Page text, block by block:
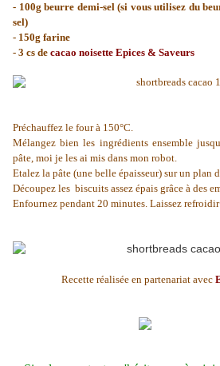
- 100g beurre demi-sel (si vous utilisez du
sel)
- 150g farine
- 3 cs de cacao noisette Epices & Saveurs
Préchauffez le four à 150°C.
Mélangez bien les ingrédients ensemble
pâte, moi je les ai mis dans mon robot.
Etalez la pâte (une belle épaisseur) sur un plan
Découpez les biscuits assez épais grâce à des
Enfournez pendant 20 minutes. Laissez
Recette réalisée en partenariat avec